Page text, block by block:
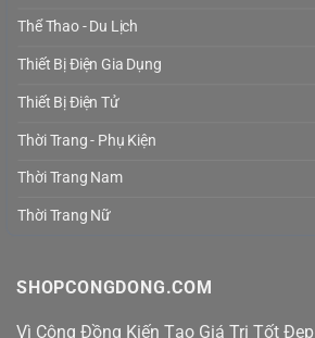
Thể Thao - Du Lịch
Thiết Bị Điện Gia Dụng
Thiết Bị Điện Tử
Thời Trang - Phụ Kiện
Thời Trang Nam
Thời Trang Nữ
SHOPCONGDONG.COM
Vì Cộng Đồng Kiến Tạo Giá Trị Tốt Đẹp